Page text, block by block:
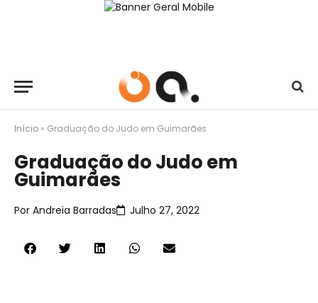
Início » Graduação do Judo em Guimarães
Graduação do Judo em
Guimarães
Por Andreia Barradas Julho 27, 2022